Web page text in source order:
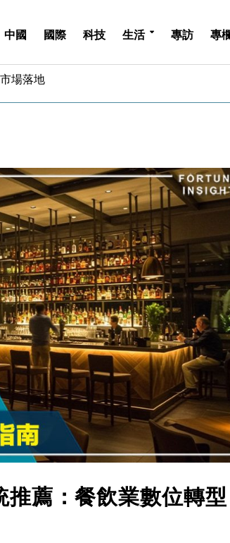
中國 國際 科技 生活 專訪 專
場落地
高消費客群
強
50%
司
場落地
京半島
晶片
高消費客群
強
50%
薦：餐飲業數位轉型